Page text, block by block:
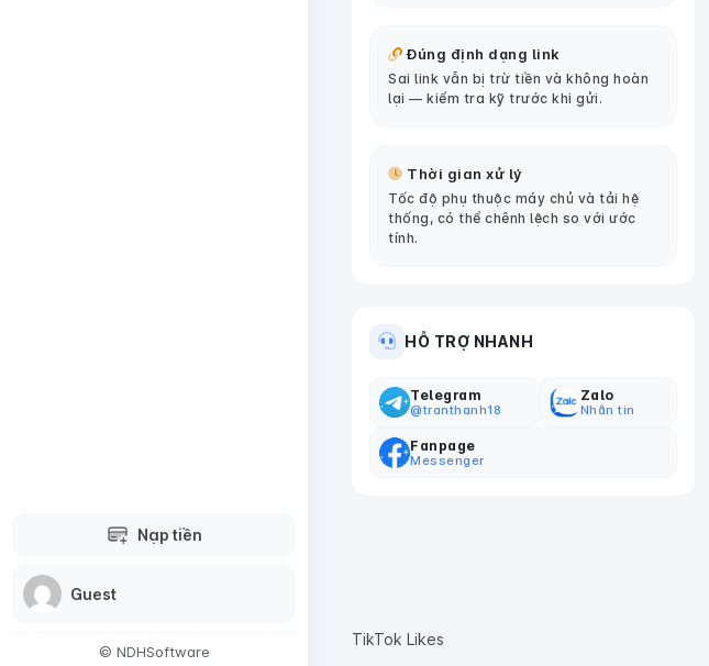
Nạp tiền
Guest
© NDHSoftware
Đúng định dạng link
Sai link vẫn bị trừ tiền và không hoàn
lại — kiểm tra kỹ trước khi gửi.
Thời gian xử lý
Tốc độ phụ thuộc máy chủ và tải hệ
thống, có thể chênh lệch so với ước
tính.
HỖ TRỢ NHANH
Telegram
@tranthanh18
Zalo
Nhắn tin
Fanpage
Messenger
TikTok Likes